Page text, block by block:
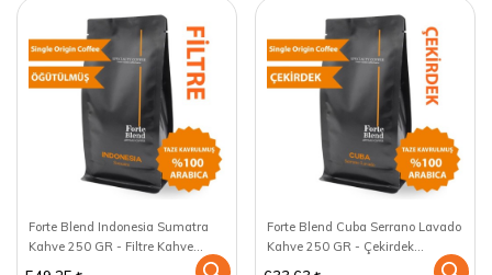
Forte Blend Indonesia Sumatra
Kahve 250 GR - Filtre Kahve
Forte Blend Cuba Serrano Lavado
Kahve 250 GR - Çekirdek